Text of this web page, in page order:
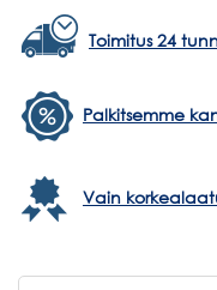
Toimitus 24
Palkitsemme
Vain